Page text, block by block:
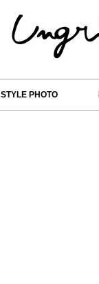
STYLE PHOTO